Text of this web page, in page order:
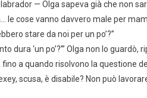
— Olga sapeva già che non
le cose vanno davvero male per
stare da noi per un po’?”
dura ‘un po’?’” Olga non lo
fino a quando risolvono la questione
scusa, è disabile? Non può